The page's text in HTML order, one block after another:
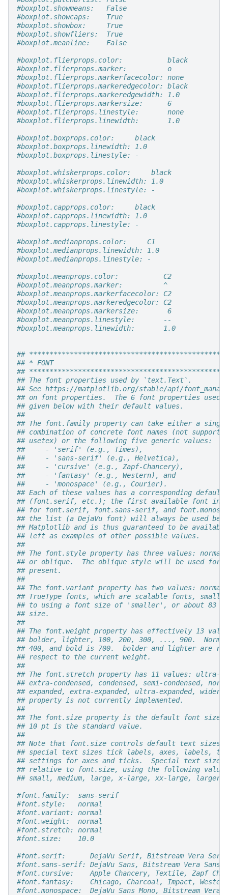
#boxplot.showmeans:   False
#boxplot.showcaps:    True
#boxplot.showbox:     True
#boxplot.showfliers:  True
#boxplot.meanline:    False
#boxplot.flierprops.color:           black
#boxplot.flierprops.marker:          o
#boxplot.flierprops.markerfacecolor: none
#boxplot.flierprops.markeredgecolor: black
#boxplot.flierprops.markeredgewidth: 1.0
#boxplot.flierprops.markersize:      6
#boxplot.flierprops.linestyle:       none
#boxplot.flierprops.linewidth:       1.0
#boxplot.boxprops.color:     black
#boxplot.boxprops.linewidth: 1.0
#boxplot.boxprops.linestyle: -
#boxplot.whiskerprops.color:     black
#boxplot.whiskerprops.linewidth: 1.0
#boxplot.whiskerprops.linestyle: -
#boxplot.capprops.color:     black
#boxplot.capprops.linewidth: 1.0
#boxplot.capprops.linestyle: -
#boxplot.medianprops.color:     C1
#boxplot.medianprops.linewidth: 1.0
#boxplot.medianprops.linestyle: -
#boxplot.meanprops.color:           C2
#boxplot.meanprops.marker:          ^
#boxplot.meanprops.markerfacecolor: C2
#boxplot.meanprops.markeredgecolor: C2
#boxplot.meanprops.markersize:       6
#boxplot.meanprops.linestyle:       --
#boxplot.meanprops.linewidth:       1.0
##
## * FONT
##
## The font properties used by `text.Text`.
## See https://matplotlib.org/stable/api/
## on font properties.  The 6 font properties used
## given below with their default values.
##
## The font.family property can take either a
## combination of concrete font names (not
## usetex) or the following five generic values:
##     - 'serif' (e.g., Times),
##     - 'sans-serif' (e.g., Helvetica),
##     - 'cursive' (e.g., Zapf-Chancery),
##     - 'fantasy' (e.g., Western), and
##     - 'monospace' (e.g., Courier).
## Each of these values has a corresponding
## (font.serif, etc.); the first available font in
## for font.serif, font.sans-serif, and
## the list (a DejaVu font) will always be used
## Matplotlib and is thus guaranteed to be
## left as examples of other possible values.
##
## The font.style property has three values:
## or oblique.  The oblique style will be used
## present.
##
## The font.variant property has two values:
## TrueType fonts, which are scalable fonts, small-
## to using a font size of 'smaller', or about 83
## size.
##
## The font.weight property has effectively 13
## bolder, lighter, 100, 200, 300, ..., 900.  Normal
## 400, and bold is 700.  bolder and lighter are
## respect to the current weight.
##
## The font.stretch property has 11 values: ultra-
## extra-condensed, condensed, semi-condensed,
## expanded, extra-expanded, ultra-expanded,
## property is not currently implemented.
##
## The font.size property is the default font
## 10 pt is the standard value.
##
## Note that font.size controls default text sizes.
## special text sizes tick labels, axes, labels,
## settings for axes and ticks.  Special text sizes
## relative to font.size, using the following
## small, medium, large, x-large, xx-large, larger,
#font.family:  sans-serif
#font.style:   normal
#font.variant: normal
#font.weight:  normal
#font.stretch: normal
#font.size:    10.0
#font.serif:      DejaVu Serif, Bitstream Vera Serif,
#font.sans-serif: DejaVu Sans, Bitstream Vera
#font.cursive:    Apple Chancery, Textile, Zapf
#font.fantasy:    Chicago, Charcoal, Impact,
#font.monospace:  DejaVu Sans Mono, Bitstream Vera